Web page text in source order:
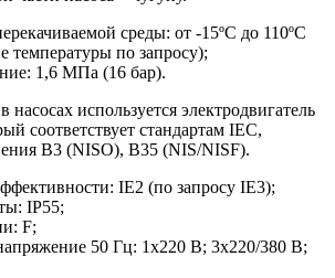
среды: от -15ºС до 110ºС
температуры по запросу);
1,6 МПа (16 бар).
насосах используется электродвигатель
соответствует стандартам IEC,
B3 (NISO), B35 (NIS/NISF).
IE2 (по запросу IE3);
IP55;
F;
50 Гц: 1х220 В; 3x220/380 В;